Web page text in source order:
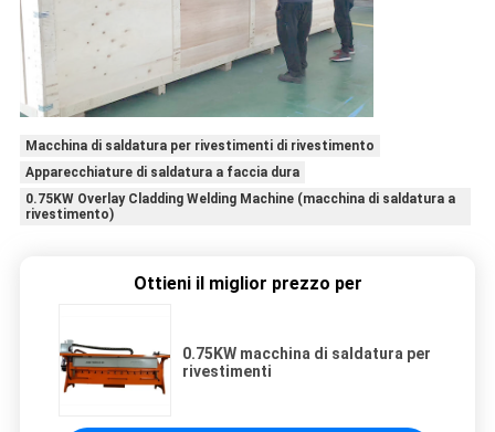
Macchina di saldatura per rivestimenti di rivestimento
Apparecchiature di saldatura a faccia dura
0.75KW Overlay Cladding Welding Machine (macchina di saldatura a
rivestimento)
Ottieni il miglior prezzo per
0.75KW macchina di saldatura per
rivestimenti